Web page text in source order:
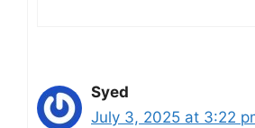
Syed
July 3, 2025 at 3:22